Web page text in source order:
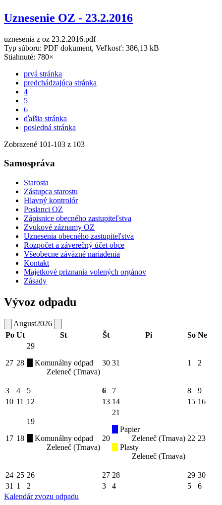
Uznesenie OZ - 23.2.2016
uznesenia z oz 23.2.2016.pdf
Typ súboru: PDF dokument, Veľkosť: 386,13 kB
Stiahnuté: 780×
prvá stránka
predchádzajúca stránka
4
5
6
ďalšia stránka
posledná stránka
Zobrazené 101-103 z 103
Samospráva
Starosta
Zástupca starostu
Hlavný kontrolór
Poslanci OZ
Zápisnice obecného zastupiteľstva
Zvukové záznamy OZ
Uznesenia obecného zastupiteľstva
Rozpočet a záverečný účet obce
Všeobecne záväzné nariadenia
Kontakt
Majetkové priznania volených orgánov
Zásady
Vývoz odpadu
August2026
Po Ut St Št Pi So Ne
27 28
29
Komunálny odpad
Zeleneč (Trnava)
30 31 1 2
3 4 5 6 7 8
9
10 11 12 13 14 15 16
17 18
19
Komunálny odpad
Zeleneč (Trnava)
20
21
Papier
Zeleneč (Trnava)
Plasty
Zeleneč (Trnava)
22 23
24 25 26 27 28 29 30
31 1 2 3 4 5
6
Kalendár zvozu odpadu